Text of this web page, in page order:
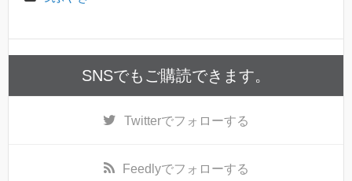
SNSでもご購読できます。
Twitterでフォローする
Feedlyでフォローする